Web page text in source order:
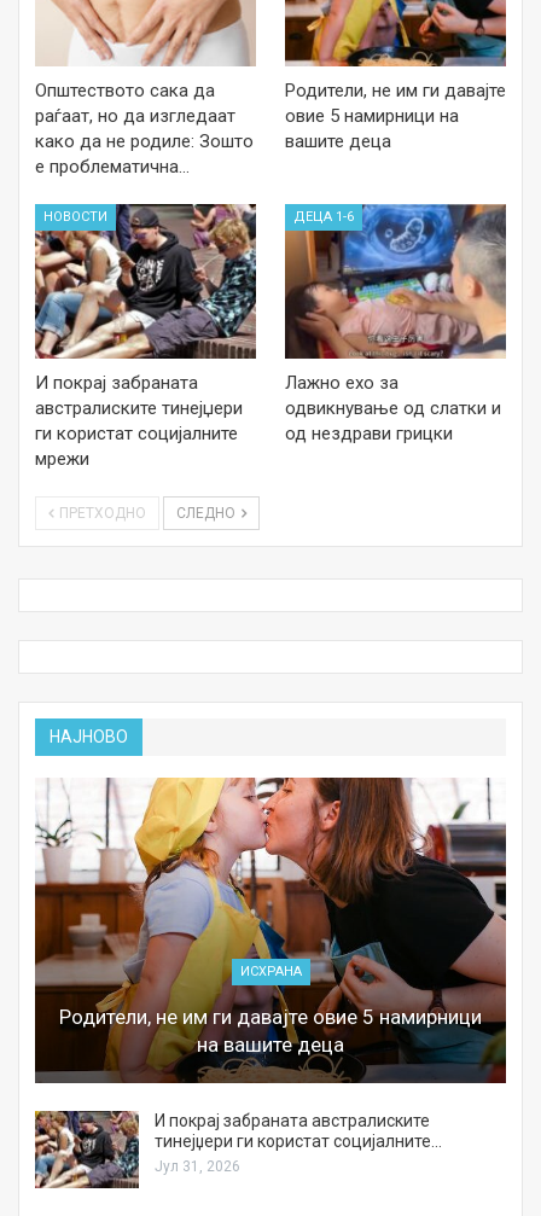
Општеството сака да
раѓаат, но да изгледаат
како да не родиле: Зошто
е проблематична…
Родители, не им ги давајте
овие 5 намирници на
вашите деца
НОВОСТИ
И покрај забраната
австралиските тинејџери
ги користат социјалните
мрежи
ДЕЦА 1-6
Лажно ехо за
одвикнување од слатки и
од нездрави грицки
ПРЕТХОДНО СЛЕДНО
НАЈНОВО
ИСХРАНА
Родители, не им ги давајте овие 5 намирници
на вашите деца
И покрај забраната австралиските
тинејџери ги користат социјалните…
Јул 31, 2026